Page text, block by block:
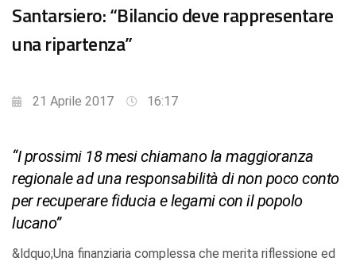
Santarsiero: “Bilancio deve rappresentare
una ripartenza”
21 Aprile 2017 16:17
“I prossimi 18 mesi chiamano la maggioranza
regionale ad una responsabilità di non poco conto
per recuperare fiducia e legami con il popolo
lucano”
&ldquo;Una finanziaria complessa che merita riflessione ed